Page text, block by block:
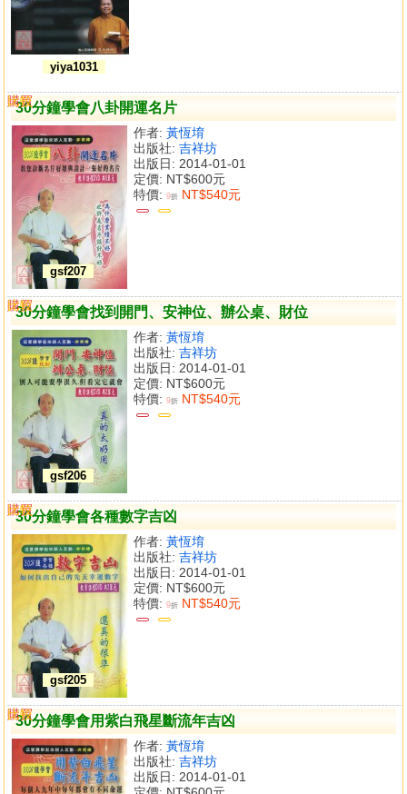
yiya1031
30分鐘學會八卦開運名片
gsf207
作者: 黃恆堉
出版社: 吉祥坊
出版日: 2014-01-01
定價: NT$600元
特價: 9折 NT$540元
購買
比較
30分鐘學會找到開門、安神位、辦公桌、財位
gsf206
作者: 黃恆堉
出版社: 吉祥坊
出版日: 2014-01-01
定價: NT$600元
特價: 9折 NT$540元
購買
比較
30分鐘學會各種數字吉凶
gsf205
作者: 黃恆堉
出版社: 吉祥坊
出版日: 2014-01-01
定價: NT$600元
特價: 9折 NT$540元
購買
比較
30分鐘學會用紫白飛星斷流年吉凶
作者: 黃恆堉
出版社: 吉祥坊
出版日: 2014-01-01
購買
比較